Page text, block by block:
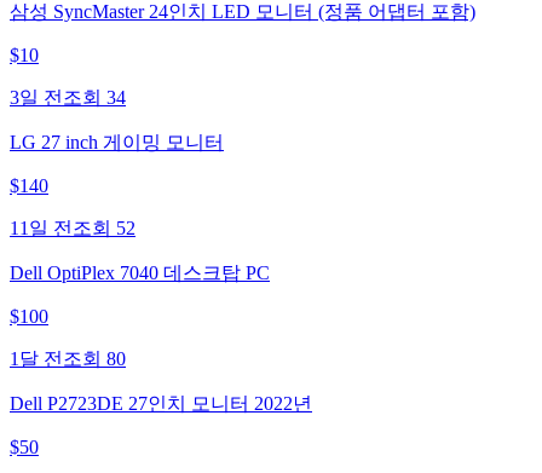
삼성 SyncMaster 24인치 LED 모니터 (정품 어댑터 포함)
$10
3일 전 조회 34
LG 27 inch 게이밍 모니터
$140
11일 전 조회 52
Dell OptiPlex 7040 데스크탑 PC
$100
1달 전 조회 80
Dell P2723DE 27인치 모니터 2022년
$50